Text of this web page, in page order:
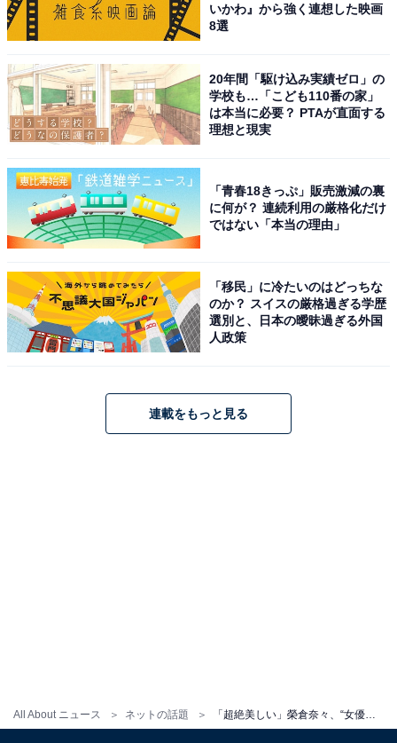
All About ニュース ネットの話題 「超絶美しい」榮倉奈々、“女優帽”姿を公開「小顔なのにもっと小顔に」「まじでこれ、欲しいです！」
いかわ』から強く連想した映画
8選
20年間「駆け込み実績ゼロ」の
学校も…「こども110番の家」
は本当に必要？ PTAが直面する
理想と現実
「青春18きっぷ」販売激減の裏
に何が？ 連続利用の厳格化だけ
ではない「本当の理由」
「移民」に冷たいのはどっちな
のか？ スイスの厳格過ぎる学歴
選別と、日本の曖昧過ぎる外国
人政策
連載をもっと見る